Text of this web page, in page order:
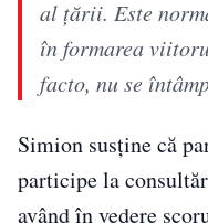
al ţării. Este
în formarea
facto, nu se
Simion susține că
participe la
având în vedere